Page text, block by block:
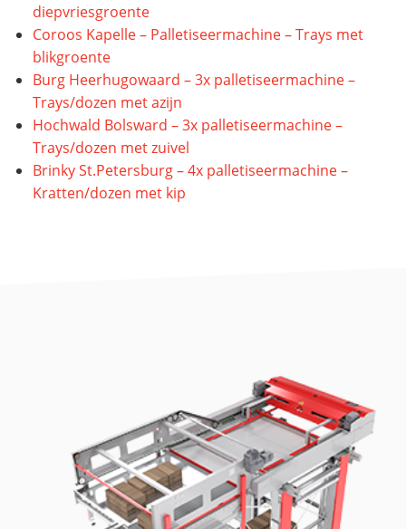
diepvriesgroente
Coroos Kapelle – Palletiseermachine – Trays met
blikgroente
Burg Heerhugowaard – 3x palletiseermachine –
Trays/dozen met azijn
Hochwald Bolsward – 3x palletiseermachine –
Trays/dozen met zuivel
Brinky St.Petersburg – 4x palletiseermachine –
Kratten/dozen met kip